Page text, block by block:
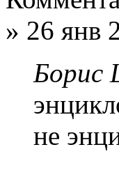
» 26 янв
Борис
не